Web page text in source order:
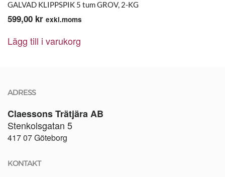
GALVAD KLIPPSPIK 5 tum GROV, 2-KG
599,00 kr exkl.moms
Lägg till i varukorg
ADRESS
Claessons Trätjära AB
Stenkolsgatan 5
417 07 Göteborg
KONTAKT